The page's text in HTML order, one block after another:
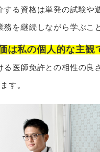
する資格は単発の試験
務を継続しながら学ぶこ
は私の個人的な主観
る医師免許との相性の
す。